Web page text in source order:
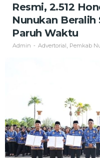
Resmi, 2.512
Nunukan Beralih
Paruh Waktu
Admin - Advertorial Pemkab